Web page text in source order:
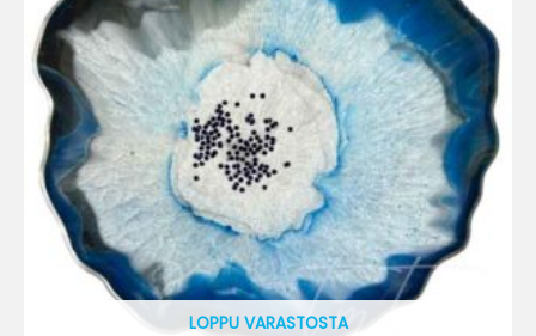
LOPPU VARASTOSTA